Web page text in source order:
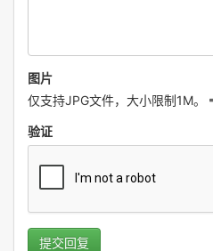
图片
仅支持JPG文件，大小限制1M。
验证
提交回复